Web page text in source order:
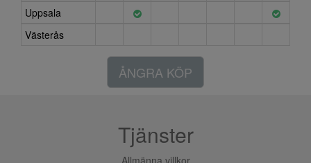
Uppsala
Västerås
ÅNGRA KÖP
Tjänster
Allmänna villkor